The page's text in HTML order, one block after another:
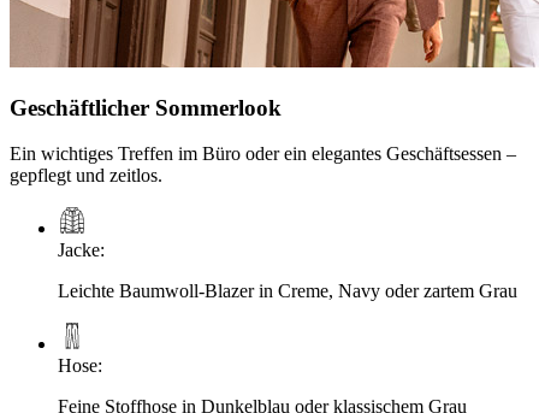
Geschäftlicher Sommerlook
Ein wichtiges Treffen im Büro oder ein elegantes Geschäftsessen –
gepflegt und zeitlos.
Jacke:
Leichte Baumwoll-Blazer in Creme, Navy oder zartem Grau
Hose:
Feine Stoffhose in Dunkelblau oder klassischem Grau